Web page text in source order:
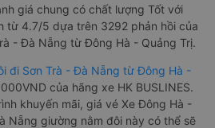
giá chung có chất lượng Tốt với
từ 4.7/5 dựa trên 3292 phản hồi của
- Đà Nẵng từ Đông Hà - Quảng Trị.
đi Sơn Trà - Đà Nẵng từ Đông Hà -
của hãng xe HK BUSLINES.
khuyến mãi, giá vé Xe Đông Hà -
Nẵng giường nằm đôi này có thể sẽ